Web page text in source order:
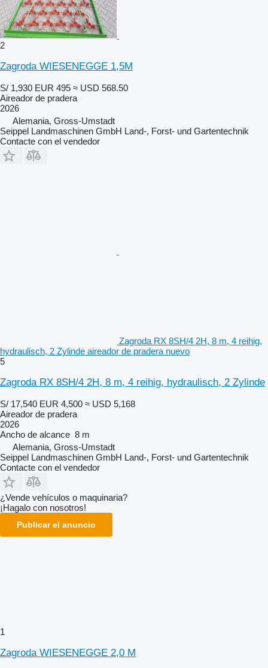
2
Zagroda WIESENEGGE 1,5M
S/ 1,930 EUR 495 ≈ USD 568.50
Aireador de pradera
2026
Alemania, Gross-Umstadt
Seippel Landmaschinen GmbH Land-, Forst- und Gartentechnik
Contacte con el vendedor
Zagroda RX 8SH/4 2H, 8 m, 4 reihig,
hydraulisch, 2 Zylinde aireador de pradera nuevo
5
Zagroda RX 8SH/4 2H, 8 m, 4 reihig, hydraulisch, 2 Zylinde
S/ 17,540 EUR 4,500 ≈ USD 5,168
Aireador de pradera
2026
Ancho de alcance 8 m
Alemania, Gross-Umstadt
Seippel Landmaschinen GmbH Land-, Forst- und Gartentechnik
Contacte con el vendedor
¿Vende vehículos o maquinaria?
¡Hagalo con nosotros!
Publicar el anuncio
1
Zagroda WIESENEGGE 2,0 M